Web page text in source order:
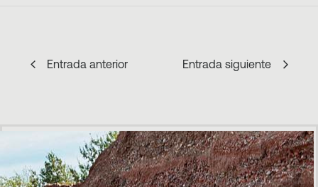
Entrada anterior Entrada siguiente